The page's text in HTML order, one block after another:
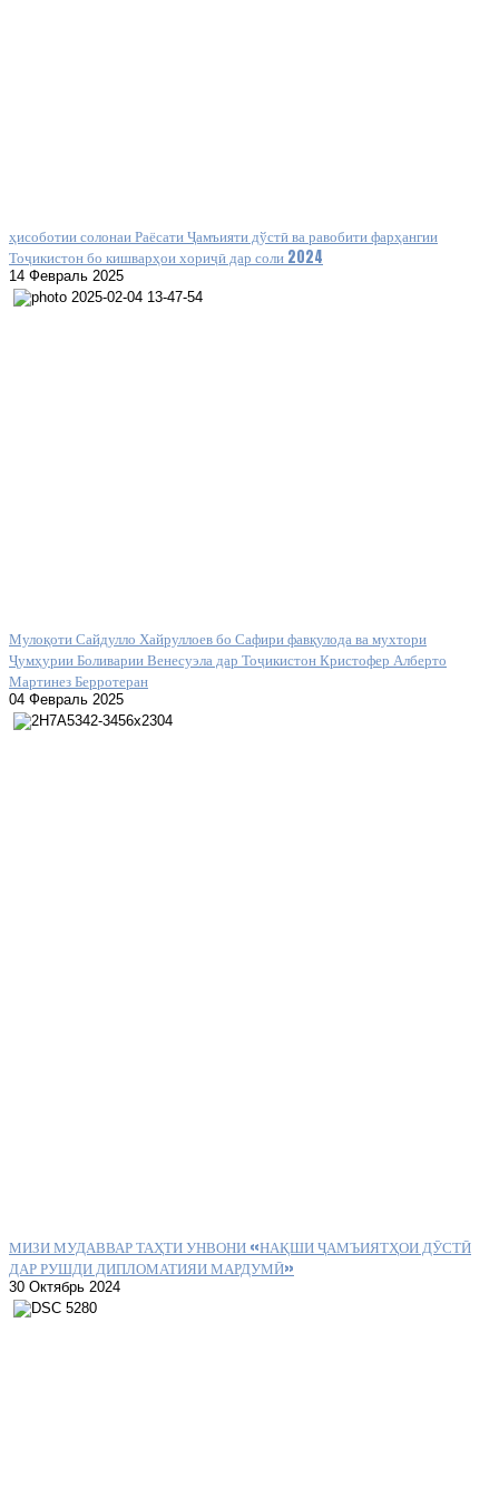
ҳисоботии солонаи Раёсати Ҷамъияти дўстӣ ва равобити фарҳангии
Тоҷикистон бо кишварҳои хориҷӣ дар соли 2024
14 Февраль 2025
Мулоқоти Сайдулло Хайруллоев бо Сафири фавқулода ва мухтори
Ҷумҳурии Боливарии Венесуэла дар Тоҷикистон Кристофер Алберто
Мартинез Берротеран
04 Февраль 2025
МИЗИ МУДАВВАР ТАҲТИ УНВОНИ «НАҚШИ ҶАМЪИЯТҲОИ ДӮСТӢ
ДАР РУШДИ ДИПЛОМАТИЯИ МАРДУМӢ»
30 Октябрь 2024